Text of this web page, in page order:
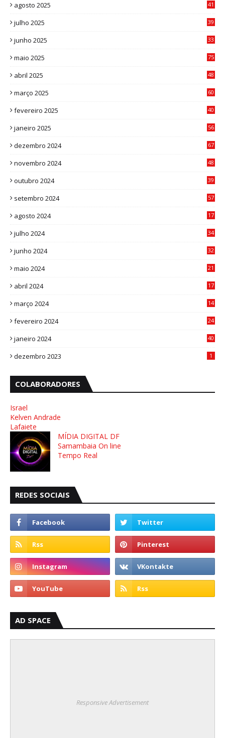
agosto 2025
41
julho 2025
39
junho 2025
33
maio 2025 75
abril 2025
48
março 2025
60
fevereiro 2025
40
janeiro 2025
56
dezembro 2024
67
novembro 2024
48
outubro 2024
39
setembro 2024
57
agosto 2024
17
julho 2024
34
junho 2024
32
maio 2024
21
abril 2024
17
março 2024
14
fevereiro 2024
24
janeiro 2024
40
dezembro 2023 1
COLABORADORES
Israel
Kelven Andrade
Lafaiete
MÍDIA DIGITAL DF
Samambaia On line
Tempo Real
REDES SOCIAIS
AD SPACE
Responsive Advertisement